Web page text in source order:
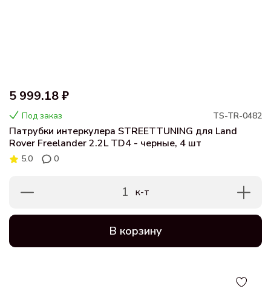
5 999.18 ₽
Под заказ TS-TR-0482
Патрубки интеркулера STREETTUNING для Land
Rover Freelander 2.2L TD4 - черные, 4 шт
5.0 0
1 к-т
В корзину